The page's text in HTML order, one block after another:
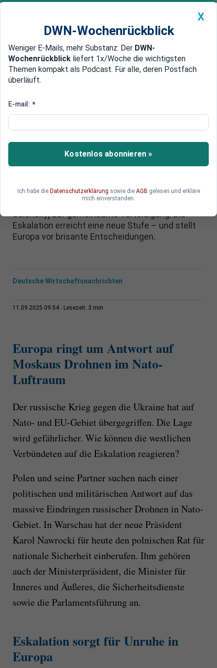
Newsticker MEIN DWN: Geldanlage Premium
Edelmetalle DWN-Magazin China
Nato-Luftraum: Moskaus
Eskalation
Russische Drohnen dringen tief in den Nato-
Luftraum ein, erstmals greifen westliche Jets
einer neuen Qualität des Krieges. Während
Trump rätselhafte Botschaften sendet, drängt
Selenskyj auf gemeinsame Verteidigung. Die
Eskalation erreicht eine neue Stufe – und stellt
Europa vor brisante Entscheidungen.
Deutsche Wirtschaftsnachrichten
11.09.2025 09:54 Lesezeit: 3 min
Europa ringt um Antwort auf
Moskaus Drohnen im Nato-
Luftraum
Der russische Krieg gegen die Ukraine hat auf
Nato- und EU-Gebiet übergegriffen. Die Lage
wird gefährlicher. Wie können die westlichen
Verbündeten auf die Eskalation reagieren?
Polen und seine Partner suchen nach einer
politischen und militärischen Antwort auf das
massive Eindringen russischer Drohnen in Nato-
Gebiet. In Warschau hat der neue Präsident
Karol Nawrocki für heute den polnischen Rat für
nationale Sicherheit einberufen. Ihm gehören
auch der Ministerpräsident, die Minister für
Inneres und Äußeres, die Sicherheitsdienste
sowie die Parlamentsführung an.
Eskalation sorgt für Unruhe in
Europa
X
DWN-Wochenrückblick
Weniger E-Mails, mehr Substanz: Der DWN-
Wochenrückblick liefert 1x/Woche die wichtigsten
Themen kompakt als Podcast. Für alle, deren Postfach
überläuft.
E-mail: *
Kostenlos abonnieren »
Ich habe die Datenschutzerklärung sowie die AGB gelesen und erkläre
mich einverstanden.